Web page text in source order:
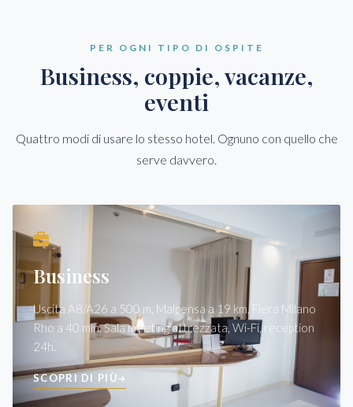
PER OGNI TIPO DI OSPITE
Business, coppie, vacanze,
eventi
Quattro modi di usare lo stesso hotel. Ognuno con quello che
serve davvero.
Business
Uscita A8/A26 a 500 m, Malpensa a 19 km, Fiera Milano
Rho a 40 min. Sala meeting attrezzata, Wi-Fi, reception
24h.
SCOPRI DI PIÙ